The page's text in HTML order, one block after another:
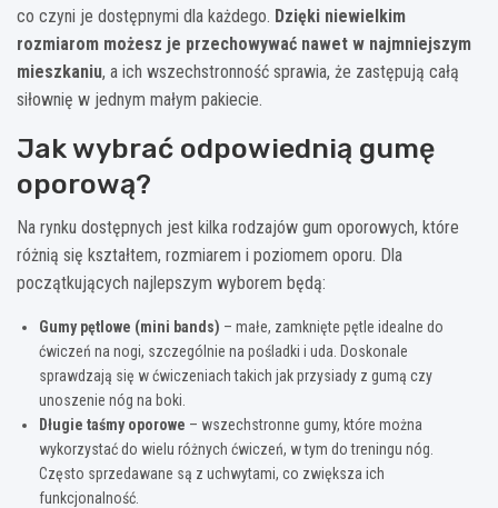
co czyni je dostępnymi dla każdego. Dzięki niewielkim
rozmiarom możesz je przechowywać nawet w najmniejszym
mieszkaniu, a ich wszechstronność sprawia, że zastępują całą
siłownię w jednym małym pakiecie.
Jak wybrać odpowiednią gumę
oporową?
Na rynku dostępnych jest kilka rodzajów gum oporowych, które
różnią się kształtem, rozmiarem i poziomem oporu. Dla
początkujących najlepszym wyborem będą:
Gumy pętlowe (mini bands) – małe, zamknięte pętle idealne do
ćwiczeń na nogi, szczególnie na pośladki i uda. Doskonale
sprawdzają się w ćwiczeniach takich jak przysiady z gumą czy
unoszenie nóg na boki.
Długie taśmy oporowe – wszechstronne gumy, które można
wykorzystać do wielu różnych ćwiczeń, w tym do treningu nóg.
Często sprzedawane są z uchwytami, co zwiększa ich
funkcjonalność.